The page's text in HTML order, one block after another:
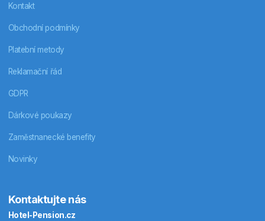
Kontakt
Obchodní podmínky
Platební metody
Reklamační řád
GDPR
Dárkové poukazy
Zaměstnanecké benefity
Novinky
Kontaktujte nás
Hotel-Pension.cz